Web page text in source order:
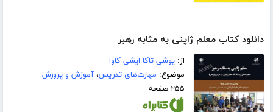
دانلود کتاب معلم ژاپنی به مثابه رهبر
از:یوشی تاکا ایشی کاوا
موضوع: مهارت‌های تدریس،آموزش و پرورش
۲۵۵ صفحه